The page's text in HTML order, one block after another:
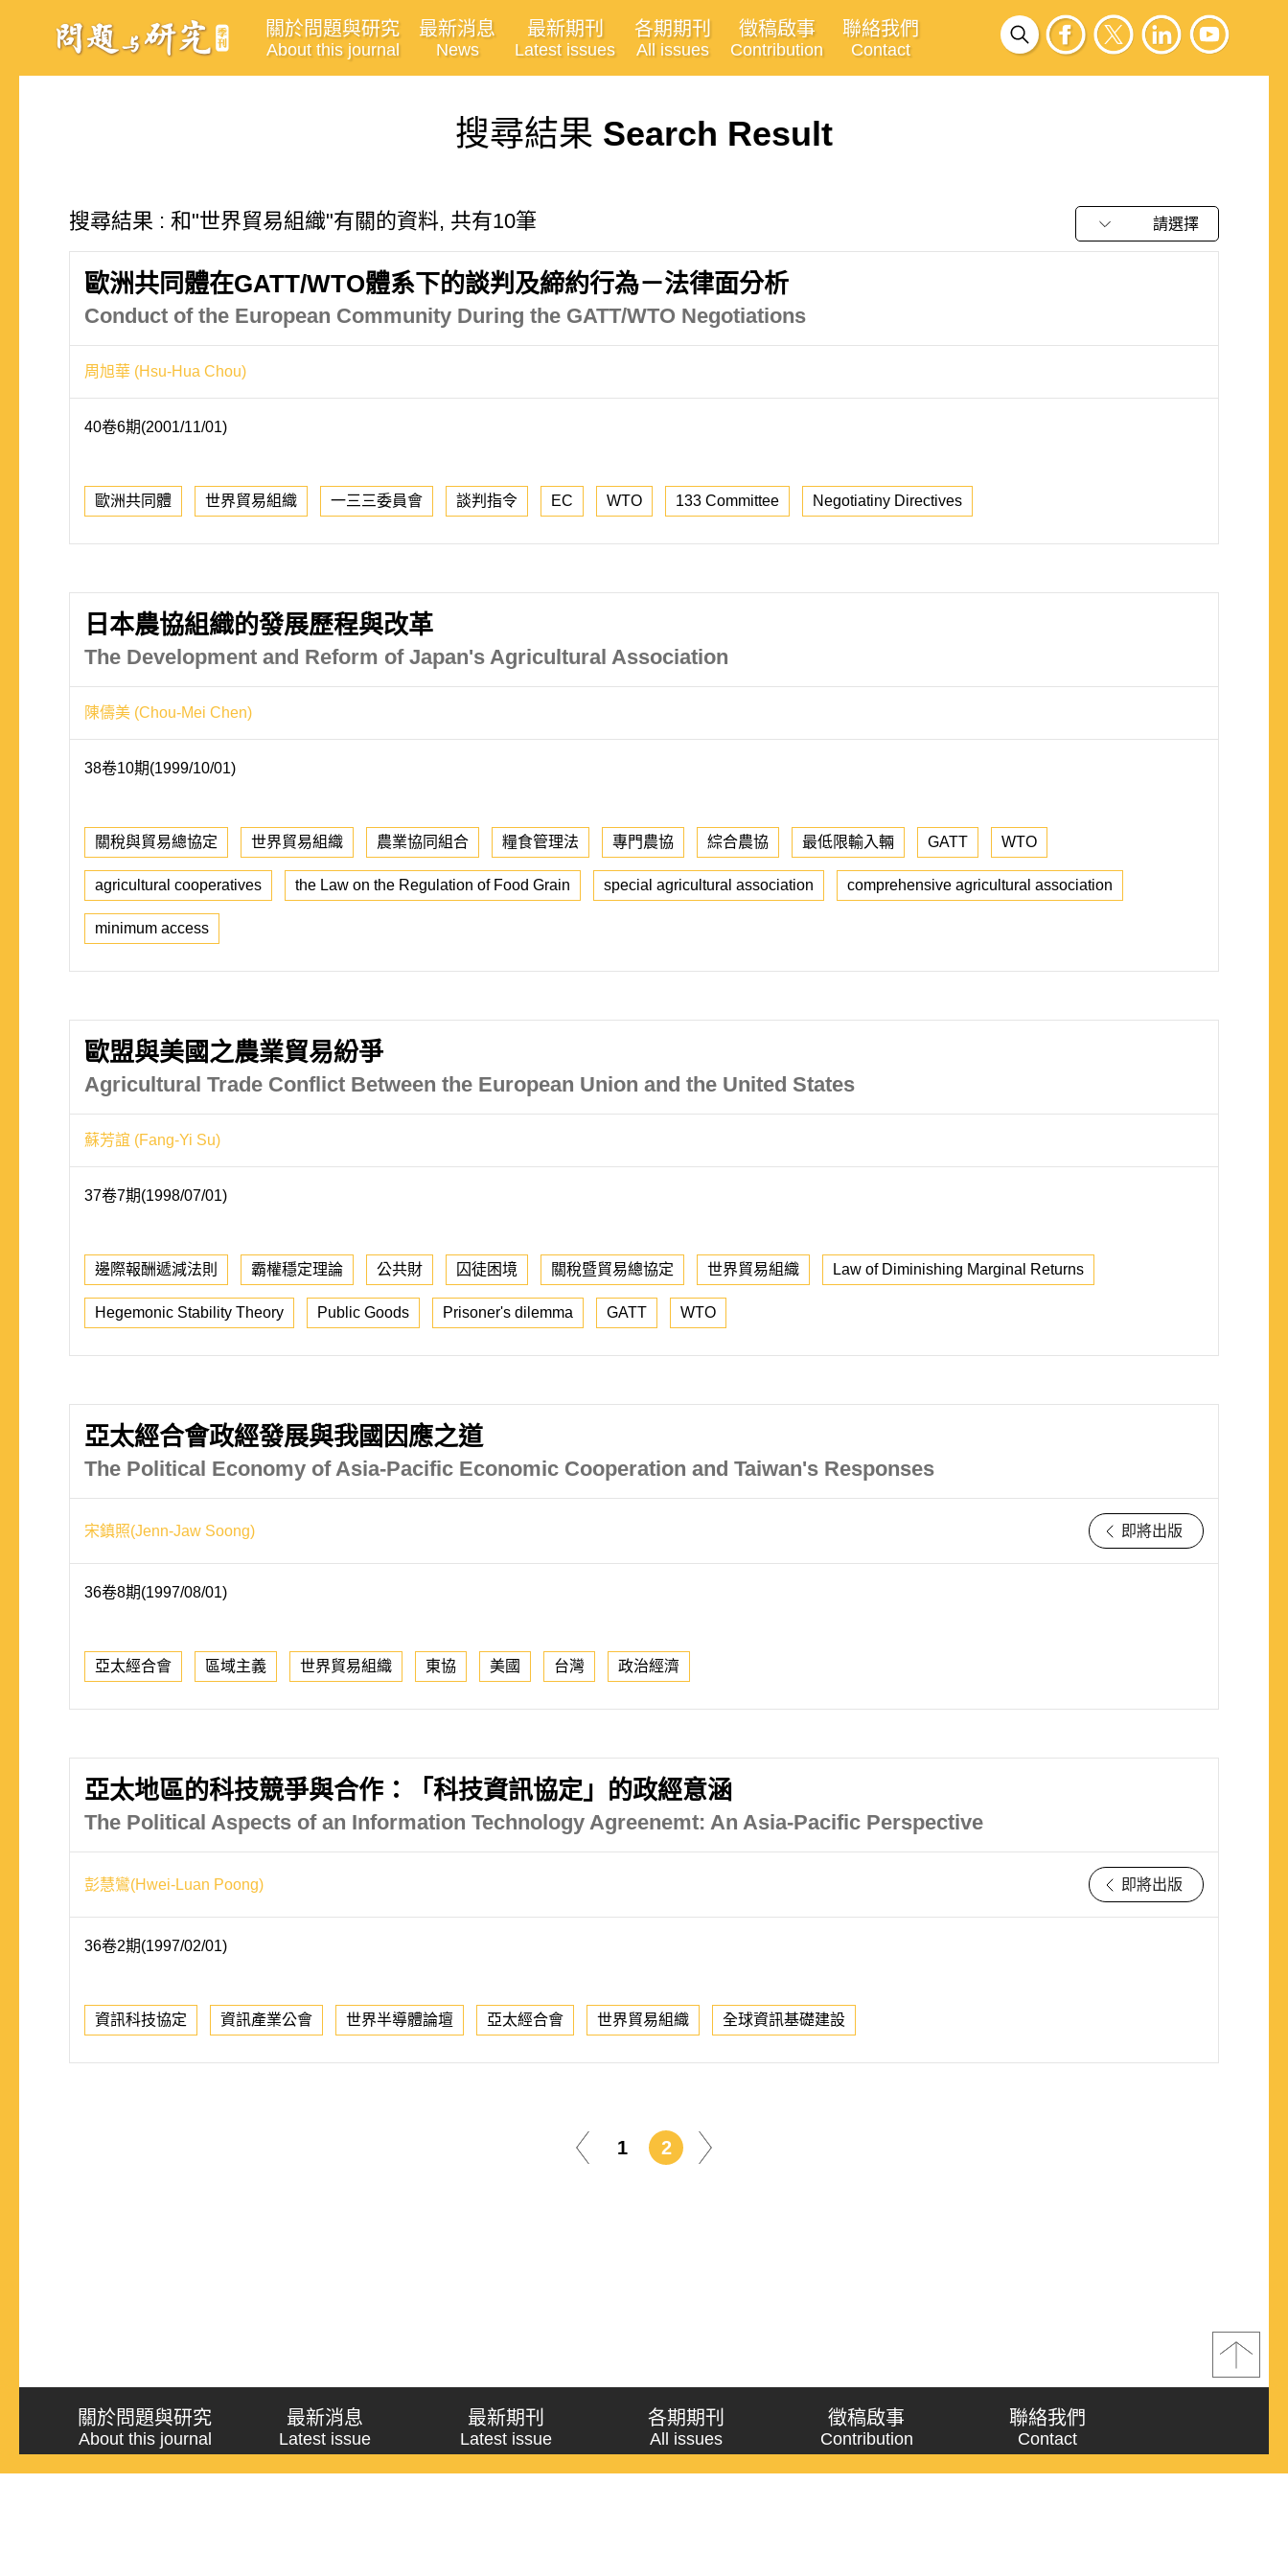
關於問題與研究
About this journal
最新消息
News
最新期刊
Latest issues
各期期刊
All issues
徵稿啟事
Contribution
聯絡我們
Contact
搜尋結果 Search Result
搜尋結果 : 和"世界貿易組織"有關的資料, 共有10筆 請選擇
歐洲共同體在GATT/WTO體系下的談判及締約行為－法律面分析
Conduct of the European Community During the GATT/WTO Negotiations
周旭華 (Hsu-Hua Chou)
40卷6期(2001/11/01)
歐洲共同體 世界貿易組織 一三三委員會 談判指令 EC WTO 133 Committee Negotiatiny Directives
日本農協組織的發展歷程與改革
The Development and Reform of Japan's Agricultural Association
陳儔美 (Chou-Mei Chen)
38卷10期(1999/10/01)
關稅與貿易總協定 世界貿易組織 農業協同組合 糧食管理法 專門農協 綜合農協 最低限輸入輛 GATT WTO
agricultural cooperatives the Law on the Regulation of Food Grain special agricultural association comprehensive agricultural association
minimum access
歐盟與美國之農業貿易紛爭
Agricultural Trade Conflict Between the European Union and the United States
蘇芳誼 (Fang-Yi Su)
37卷7期(1998/07/01)
邊際報酬遞減法則 霸權穩定理論 公共財 囚徒困境 關稅暨貿易總協定 世界貿易組織 Law of Diminishing Marginal Returns
Hegemonic Stability Theory Public Goods Prisoner's dilemma GATT WTO
亞太經合會政經發展與我國因應之道
The Political Economy of Asia-Pacific Economic Cooperation and Taiwan's Responses
宋鎮照(Jenn-Jaw Soong) 即將出版
36卷8期(1997/08/01)
亞太經合會 區域主義 世界貿易組織 東協 美國 台灣 政治經濟
亞太地區的科技競爭與合作：「科技資訊協定」的政經意涵
The Political Aspects of an Information Technology Agreenemt: An Asia-Pacific Perspective
彭慧鸞(Hwei-Luan Poong) 即將出版
36卷2期(1997/02/01)
資訊科技協定 資訊產業公會 世界半導體論壇 亞太經合會 世界貿易組織 全球資訊基礎建設
1 2
關於問題與研究
About this journal
最新消息
Latest issue
最新期刊
Latest issue
各期期刊
All issues
徵稿啟事
Contribution
聯絡我們
Contact